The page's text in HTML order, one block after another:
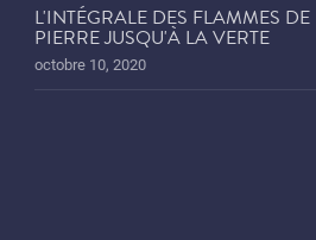
L'INTÉGRALE DES FLAMMES DE
PIERRE JUSQU'À LA VERTE
octobre 10, 2020